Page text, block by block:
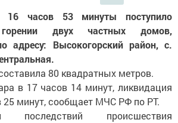
часов 53 минуты поступило
двух частных домов,
адресу: Высокогорский район, с.
80 квадратных метров.
в 17 часов 14 минут, ликвидация
25 минут, сообщает МЧС РФ по РТ.
происшествия